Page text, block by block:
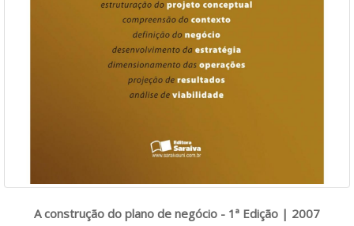
A construção do plano de negócio - 1ª Edição | 2007